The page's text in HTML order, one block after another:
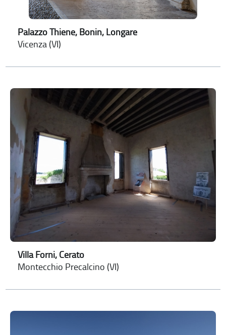
Palazzo Thiene, Bonin, Longare
Vicenza (VI)
Villa Forni, Cerato
Montecchio Precalcino (VI)